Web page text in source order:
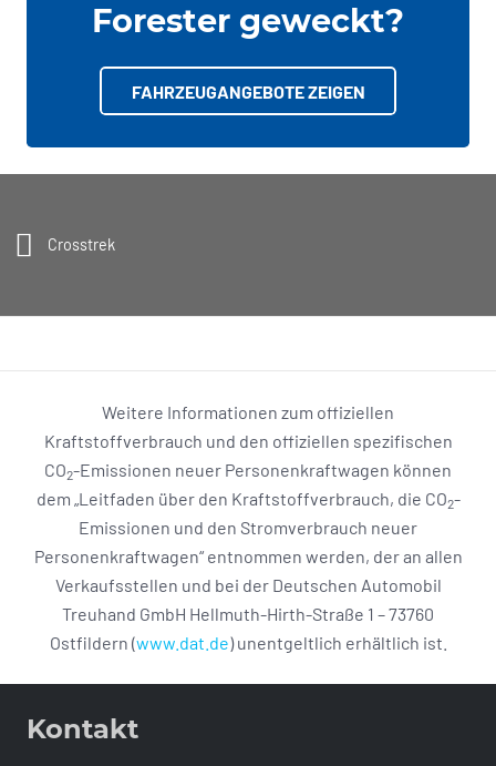
Forester geweckt?
FAHRZEUGANGEBOTE ZEIGEN
Crosstrek
Weitere Informationen zum offiziellen
Kraftstoffverbrauch und den offiziellen spezifischen
CO2-Emissionen neuer Personenkraftwagen können
dem „Leitfaden über den Kraftstoffverbrauch, die CO2-
Emissionen und den Stromverbrauch neuer
Personenkraftwagen“ entnommen werden, der an allen
Verkaufsstellen und bei der Deutschen Automobil
Treuhand GmbH Hellmuth-Hirth-Straße 1 – 73760
Ostfildern (www.dat.de) unentgeltlich erhältlich ist.
Kontakt